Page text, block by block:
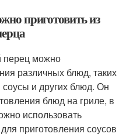
приготовить из
перец можно
различных блюд, таких
соусы и других блюд. Он
блюд на гриле, в
использовать
приготовления соусов